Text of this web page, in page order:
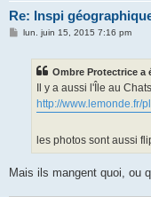
Re: Inspi
Mlun. juin 15, 2015 7:16 pm
Ombre Protectrice a
Il y a aussi l'Île au
http://www.lemonde.fr/
les photos sont aussi
Mais ils mangent quoi, ou